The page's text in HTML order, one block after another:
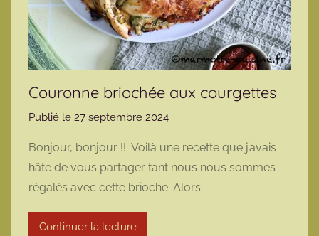
Couronne briochée aux courgettes
Publié le 27 septembre 2024
r
m
a
Bonjour, bonjour !! Voilà une recette que j’avais
hâte de vous partager tant nous nous sommes
régalés avec cette brioche. Alors
Continuer la lecture